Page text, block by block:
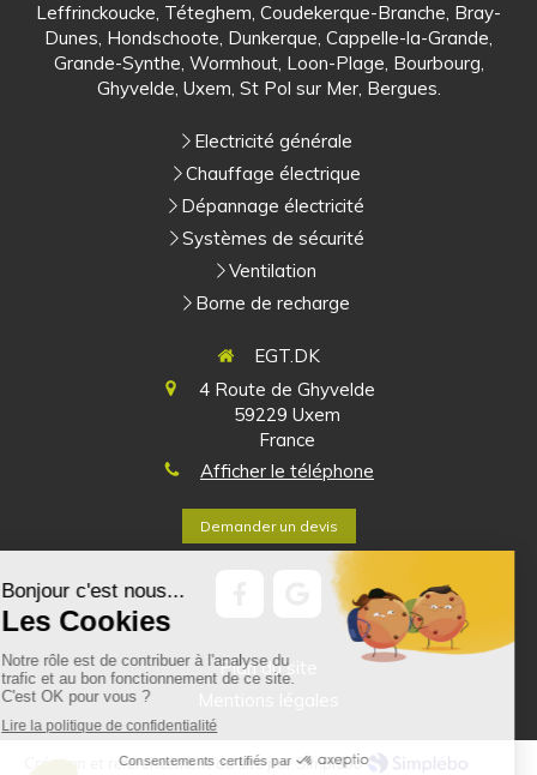
Leffrinckoucke, Téteghem, Coudekerque-Branche, Bray-
Dunes, Hondschoote, Dunkerque, Cappelle-la-Grande,
Grande-Synthe, Wormhout, Loon-Plage, Bourbourg,
Ghyvelde, Uxem, St Pol sur Mer, Bergues.
Electricité générale
Chauffage électrique
Dépannage électricité
Systèmes de sécurité
Ventilation
Borne de recharge
EGT.DK
4 Route de Ghyvelde
59229 Uxem
France
Afficher le téléphone
Demander un devis
Plan du site
Création et référencement du site par Simplébo